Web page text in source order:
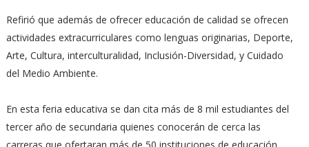
Refirió que además de ofrecer educación de calidad se ofrecen
actividades extracurriculares como lenguas originarias, Deporte,
Arte, Cultura, interculturalidad, Inclusión-Diversidad, y Cuidado
del Medio Ambiente.
En esta feria educativa se dan cita más de 8 mil estudiantes del
tercer año de secundaria quienes conocerán de cerca las